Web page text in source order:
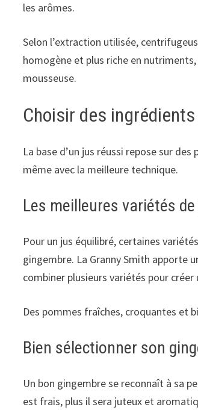
les arômes.
Selon l’extraction utilisée,
homogène et plus riche en
mousseuse.
Choisir des
La base d’un jus réussi repose sur
même avec la meilleure technique.
Les meilleures variétés
Pour un jus équilibré, certaines
gingembre. La Granny Smith apporte
combiner plusieurs variétés pour
Des pommes fraîches, croquantes et
Bien sélectionner son
Un bon gingembre se reconnaît à sa
est frais, plus il sera juteux et